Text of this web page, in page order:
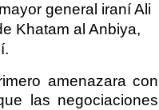
general iraní Ali
Khatam al Anbiya,
amenazara con
las negociaciones